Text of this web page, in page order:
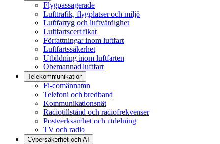
Flygpassagerade
Lufttrafik, flygplatser och miljö
Luftfartyg och luftvärdighet
Luftfartscertifikat
Författningar inom luftfart
Luftfartssäkerhet
Utbildning inom luftfarten
Obemannad luftfart
Telekommunikation
Fi-domännamn
Telefoni och bredband
Kommunikationsnät
Radiotillstånd och radiofrekvenser
Postverksamhet och utdelning
TV och radio
Cybersäkerhet och AI